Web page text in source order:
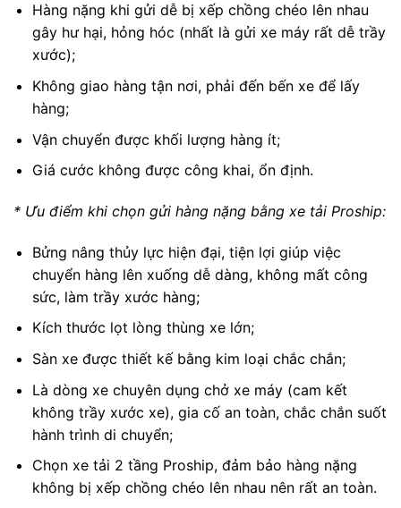
Hàng nặng khi gửi dễ bị xếp chồng chéo lên nhau
gây hư hại, hỏng hóc (nhất là gửi xe máy rất dễ trầy
xước);
Không giao hàng tận nơi, phải đến bến xe để lấy
hàng;
Vận chuyển được khối lượng hàng ít;
Giá cước không được công khai, ổn định.
* Ưu điểm khi chọn gửi hàng nặng bằng xe tải Proship:
Bửng nâng thủy lực hiện đại, tiện lợi giúp việc
chuyển hàng lên xuống dễ dàng, không mất công
sức, làm trầy xước hàng;
Kích thước lọt lòng thùng xe lớn;
Sàn xe được thiết kế bằng kim loại chắc chắn;
Là dòng xe chuyên dụng chở xe máy (cam kết
không trầy xước xe), gia cố an toàn, chắc chắn suốt
hành trình di chuyển;
Chọn xe tải 2 tầng Proship, đảm bảo hàng nặng
không bị xếp chồng chéo lên nhau nên rất an toàn.